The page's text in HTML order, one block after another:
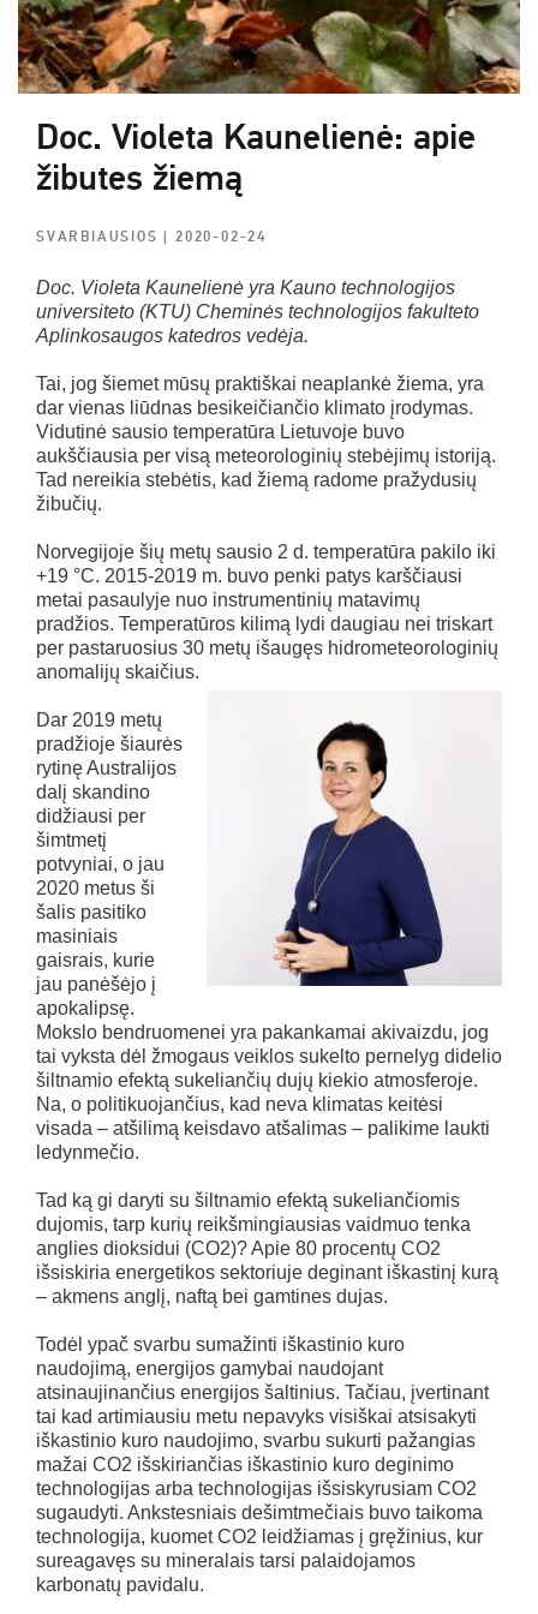
Doc. Violeta Kaunelienė: apie
žibutes žiemą
SVARBIAUSIOS| 2020-02-24
Doc. Violeta Kaunelienė yra Kauno technologijos
universiteto (KTU) Cheminės technologijos fakulteto
Aplinkosaugos katedros vedėja.
Tai, jog šiemet mūsų praktiškai neaplankė žiema, yra
dar vienas liūdnas besikeičiančio klimato įrodymas.
Vidutinė sausio temperatūra Lietuvoje buvo
aukščiausia per visą meteorologinių stebėjimų istoriją.
Tad nereikia stebėtis, kad žiemą radome pražydusių
žibučių.
Norvegijoje šių metų sausio 2 d. temperatūra pakilo iki
+19 °C. 2015-2019 m. buvo penki patys karščiausi
metai pasaulyje nuo instrumentinių matavimų
pradžios. Temperatūros kilimą lydi daugiau nei triskart
per pastaruosius 30 metų išaugęs hidrometeorologinių
anomalijų skaičius.
Dar 2019 metų
pradžioje šiaurės
rytinę Australijos
dalį skandino
didžiausi per
šimtmetį
potvyniai, o jau
2020 metus ši
šalis pasitiko
masiniais
gaisrais, kurie
jau panėšėjo į
apokalipsę.
Mokslo bendruomenei yra pakankamai akivaizdu, jog
tai vyksta dėl žmogaus veiklos sukelto pernelyg didelio
šiltnamio efektą sukeliančių dujų kiekio atmosferoje.
Na, o politikuojančius, kad neva klimatas keitėsi
visada – atšilimą keisdavo atšalimas – palikime laukti
ledynmečio.
Tad ką gi daryti su šiltnamio efektą sukeliančiomis
dujomis, tarp kurių reikšmingiausias vaidmuo tenka
anglies dioksidui (CO2)? Apie 80 procentų CO2
išsiskiria energetikos sektoriuje deginant iškastinį kurą
– akmens anglį, naftą bei gamtines dujas.
Todėl ypač svarbu sumažinti iškastinio kuro
naudojimą, energijos gamybai naudojant
atsinaujinančius energijos šaltinius. Tačiau, įvertinant
tai kad artimiausiu metu nepavyks visiškai atsisakyti
iškastinio kuro naudojimo, svarbu sukurti pažangias
mažai CO2 išskiriančias iškastinio kuro deginimo
technologijas arba technologijas išsiskyrusiam CO2
sugaudyti. Ankstesniais dešimtmečiais buvo taikoma
technologija, kuomet CO2 leidžiamas į gręžinius, kur
sureagavęs su mineralais tarsi palaidojamos
karbonatų pavidalu.